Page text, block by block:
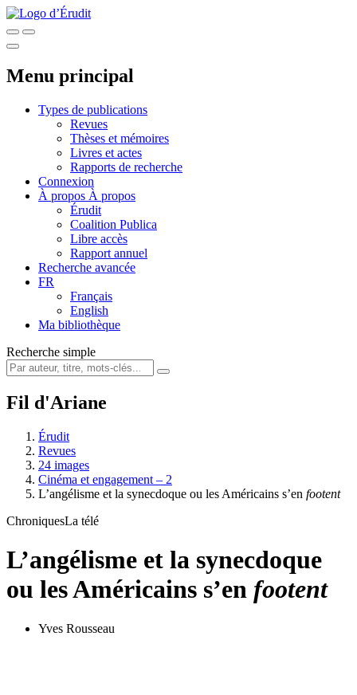
Menu principal
Types de publications
Revues
Thèses et mémoires
Livres et actes
Rapports de recherche
Connexion
À propos À propos
Érudit
Coalition Publica
Libre accès
Rapport annuel
Recherche avancée
FR
Français
English
Ma bibliothèque
Recherche simple
Fil d'Ariane
Érudit
Revues
24 images
Cinéma et engagement – 2
L’angélisme et la synecdoque ou les Américains s’en footent
ChroniquesLa télé
L’angélisme et la synecdoque
ou les Américains s’en footent
Yves Rousseau